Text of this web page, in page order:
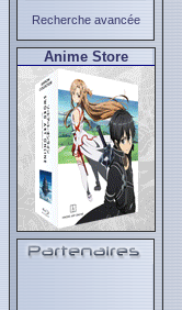
Recherche avancée
Anime Store